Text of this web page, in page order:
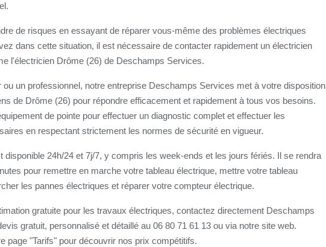
de risques en essayant de réparer vous-même des problèmes électriques
dans cette situation, il est nécessaire de contacter rapidement un électricien
l'électricien Drôme (26) de Deschamps Services.
un professionnel, notre entreprise Deschamps Services met à votre disposition
de Drôme (26) pour répondre efficacement et rapidement à tous vos besoins.
de pointe pour effectuer un diagnostic complet et effectuer les
en respectant strictement les normes de sécurité en vigueur.
disponible 24h/24 et 7j/7, y compris les week-ends et les jours fériés. Il se rendra
pour remettre en marche votre tableau électrique, mettre votre tableau
les pannes électriques et réparer votre compteur électrique.
gratuite pour les travaux électriques, contactez directement Deschamps
gratuit, personnalisé et détaillé au 06 80 71 61 13 ou via notre site web.
page "Tarifs" pour découvrir nos prix compétitifs.